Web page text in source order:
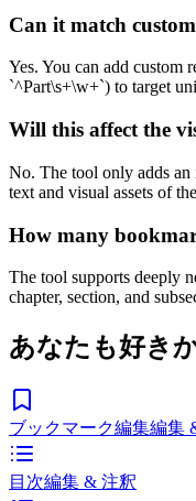
Can it match
Yes. You can add custom
`^Part\s+\w+`) to target
Will this affect the
No. The tool only adds
text and visual assets of
How many
The tool supports deeply
chapter, section, and
あなたも好き
ブックマーク編集編集
目次編集 & 注釈